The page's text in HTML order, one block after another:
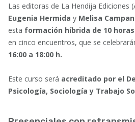
Las editoras de La Hendija Ediciones
Eugenia Hermida y Melisa
esta formación híbrida de 10 horas
en cinco encuentros, que se
16:00 a 18:00 h.
Este curso será acreditado por el
Psicología, Sociología y Trabajo